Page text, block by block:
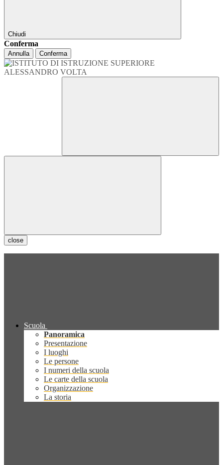
Chiudi
Conferma
Annulla Conferma
close
Scuola
Panoramica
Presentazione
I luoghi
Le persone
I numeri della scuola
Le carte della scuola
Organizzazione
La storia